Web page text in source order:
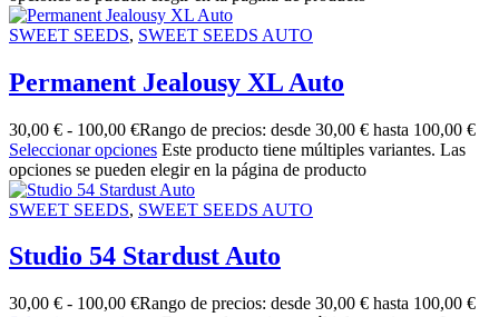
SWEET SEEDS, SWEET SEEDS AUTO
Permanent Jealousy XL Auto
30,00 € - 100,00 €Rango de precios: desde 30,00 € hasta 100,00 €
Seleccionar opciones Este producto tiene múltiples variantes. Las
opciones se pueden elegir en la página de producto
SWEET SEEDS, SWEET SEEDS AUTO
Studio 54 Stardust Auto
30,00 € - 100,00 €Rango de precios: desde 30,00 € hasta 100,00 €